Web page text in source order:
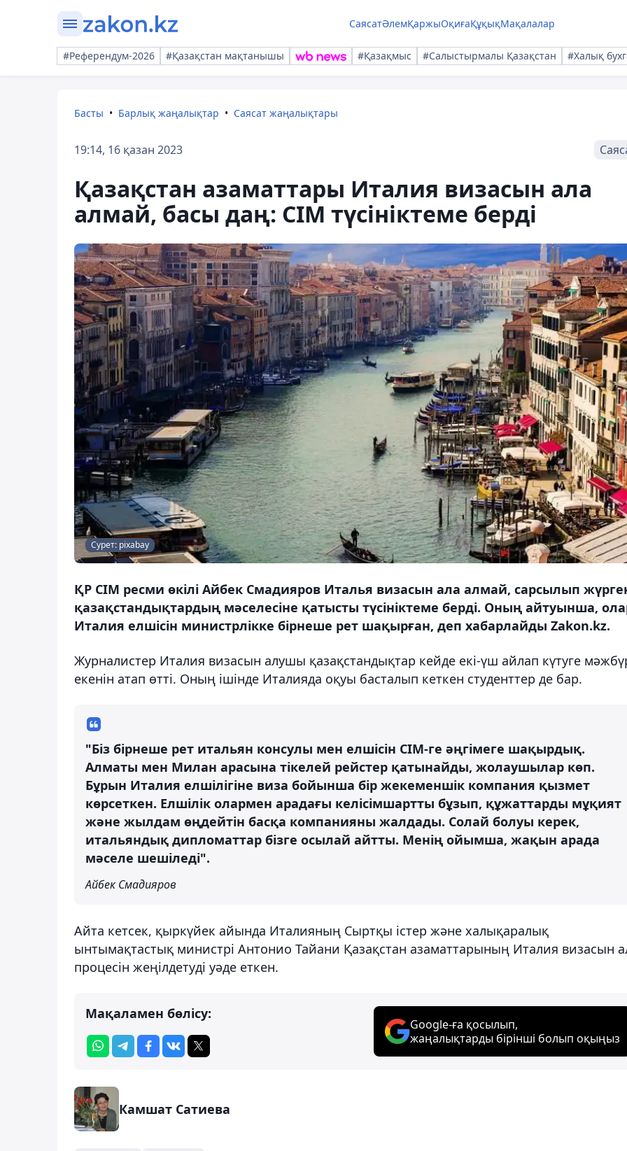
СаясатӘлемҚаржыОқиғаҚұқықМақалалар
#Референдум-2026 #Қазақстан мақтанышы #Қазақмыс #Салыстырмалы Қазақстан #Халық
Басты Барлық жаңалықтар Саясат жаңалықтары
19:14, 16 қазан 2023
Қазақстан азаматтары Италия визасын ала
алмай, басы даң: СІМ түсініктеме берді
Сурет: pixabay
ҚР СІМ ресми өкілі Айбек Смадияров Италья визасын ала алмай, сарсылып
қазақстандықтардың мәселесіне қатысты түсініктеме берді. Оның айтуынша,
Италия елшісін министрлікке бірнеше рет шақырған, деп хабарлайды Zakon.kz.
Журналистер Италия визасын алушы қазақстандықтар кейде екі-үш айлап күтуге
екенін атап өтті. Оның ішінде Италияда оқуы басталып кеткен студенттер де бар.
"Біз бірнеше рет итальян консулы мен елшісін СІМ-ге әңгімеге шақырдық.
Алматы мен Милан арасына тікелей рейстер қатынайды, жолаушылар көп.
Бұрын Италия елшілігіне виза бойынша бір жекеменшік компания қызмет
көрсеткен. Елшілік олармен арадағы келісімшартты бұзып, құжаттарды мұқият
және жылдам өңдейтін басқа компанияны жалдады. Солай болуы керек,
итальяндық дипломаттар бізге осылай айтты. Менің ойымша, жақын арада
мәселе шешіледі".
Айбек Смадияров
Айта кетсек, қыркүйек айында Италияның Сыртқы істер және халықаралық
ынтымақтастық министрі Антонио Тайани Қазақстан азаматтарының Италия визасын
процесін жеңілдетуді уәде еткен.
Мақаламен бөлісу:
Google-ға қосылып,
жаңалықтарды бірінші болып оқыңыз
Камшат Сатиева